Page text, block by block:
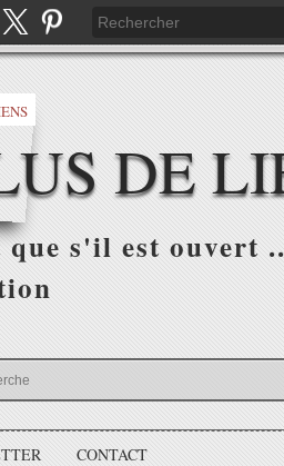
DE
s'il est ouvert
CONTACT